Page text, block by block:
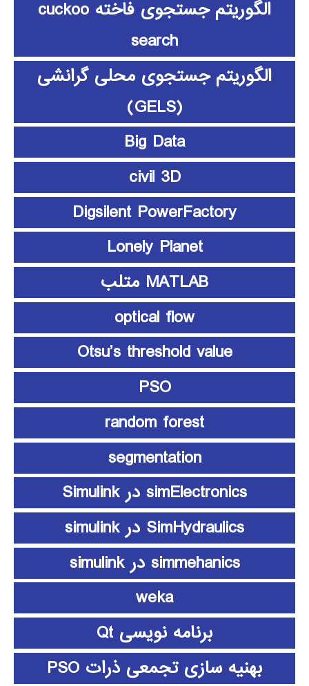
الگوریتم جستجوی فاخته cuckoo
search
الگوریتم جستجوی محلی گرانشی
(GELS)
Big Data
civil 3D
Digsilent PowerFactory
Lonely Planet
MATLAB متلب
optical flow
Otsu’s threshold value
PSO
random forest
segmentation
simElectronics در Simulink
SimHydraulics در simulink
simmehanics در simulink
weka
برنامه نویسی Qt
بهنیه سازی تجمعی ذرات PSO